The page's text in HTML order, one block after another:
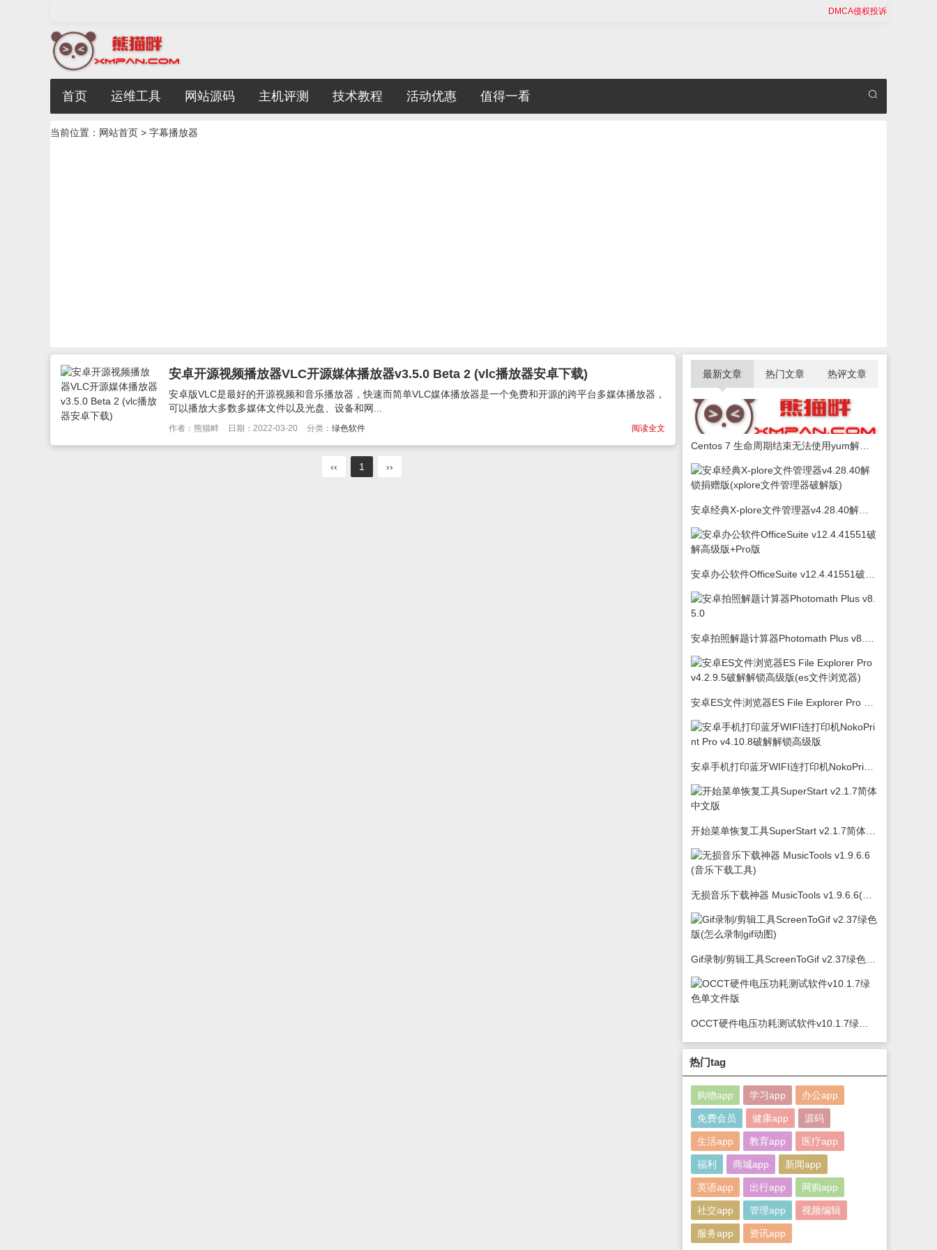
DMCA侵权投诉
首页 运维工具 网站源码 主机评测 技术教程 活动优惠 值得一看
当前位置： 网站首页 > 字幕播放器
安卓开源视频播放器VLC开源媒体播放器v3.5.0 Beta 2 (vlc播放器安卓下载)
安卓版VLC是最好的开源视频和音乐播放器，快速而简单VLC媒体播放器是一个免费和开源的跨平台多媒体播放器，
可以播放大多数多媒体文件以及光盘、设备和网...
阅读全文
作者：熊猫畔 日期：2022-03-20 分类： 绿色软件
‹‹ 1 ››
最新文章 热门文章 热评文章
热门tag
购物app 学习app 办公app
免费会员 健康app 源码
生活app 教育app 医疗app
福利 商城app 新闻app
英语app 出行app 网购app
社交app 管理app 视频编辑
服务app 资讯app